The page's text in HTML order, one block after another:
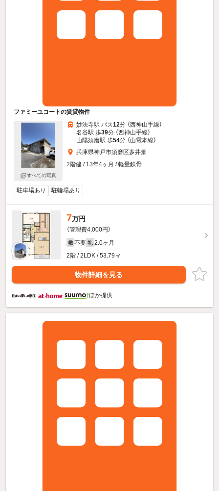
ファミーユコートの賃貸物件
すべての写真
妙法寺駅 バス12分 （西神山手線）
名谷駅 歩39分 （西神山手線）
山陽須磨駅 歩54分 （山電本線）
兵庫県神戸市須磨区多井畑
2階建 / 13年4ヶ月 / 軽量鉄骨
駐車場あり 駐輪場あり
7万円
（管理費4,000円）
敷 不要 礼 2.0ヶ月
2階 / 2LDK / 53.79㎡
物件詳細を見る
ほか提供